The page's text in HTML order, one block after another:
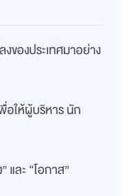
ของประเทศมาอย่าง
อให้ผู้บริหาร นัก
และ “โอกาส”